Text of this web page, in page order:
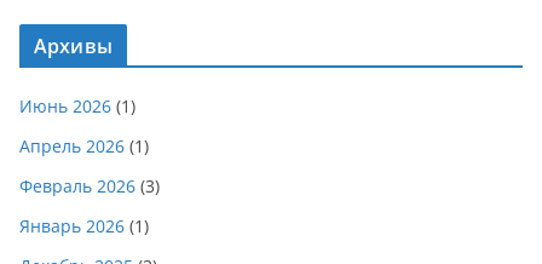
Архивы
Июнь 2026 (1)
Апрель 2026 (1)
Февраль 2026 (3)
Январь 2026 (1)